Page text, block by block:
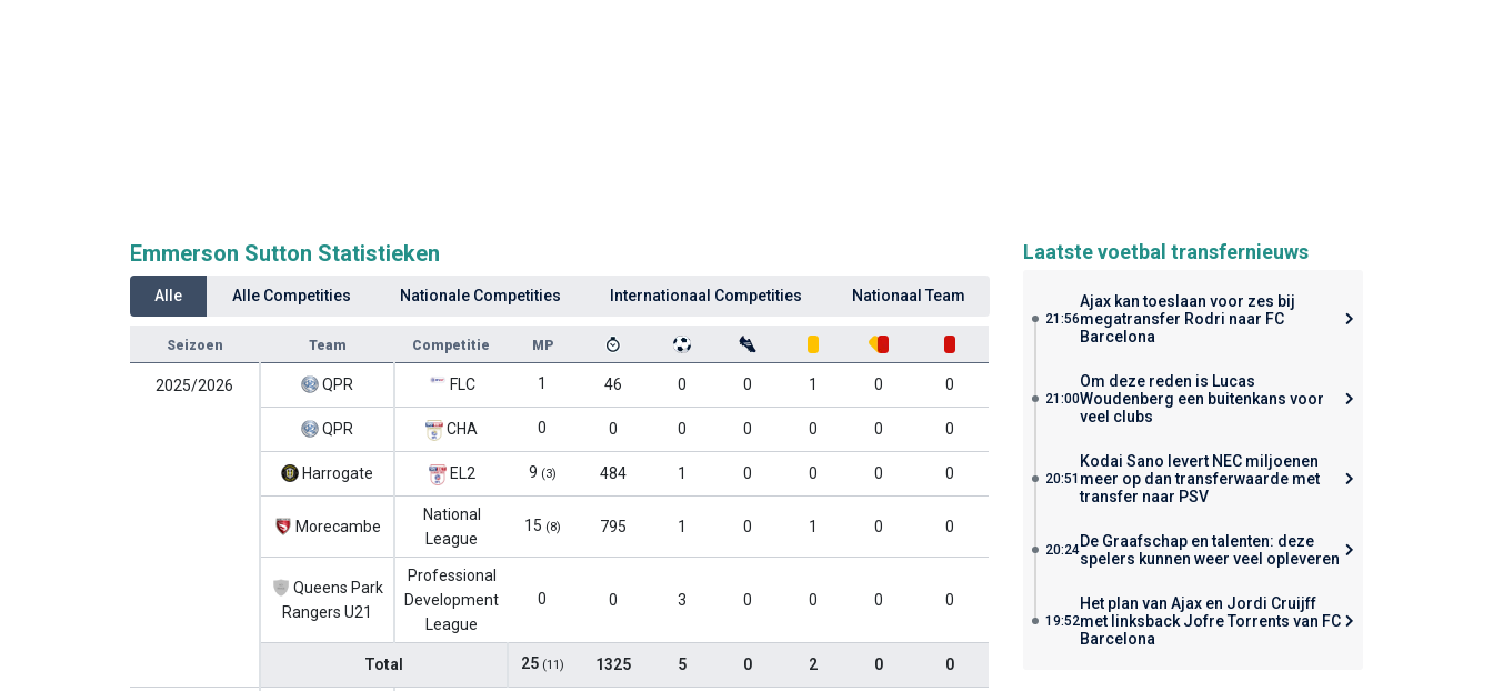
Emmerson Sutton Statistieken
Alle Alle Competities Nationale Competities Internationaal Competities Nationaal Team
Seizoen Team Competitie MP
2025/2026 QPR FLC 1 46 0 0 1 0 0
QPR CHA 0 0 0 0 0 0 0
Harrogate EL2 9 (3) 484 1 0 0 0 0
Morecambe
National
League
15 (8) 795 1 0 1 0 0
Queens Park
Rangers U21
Professional
Development
League
0 0 3 0 0 0 0
Total 25 (11) 1325 5 0 2 0 0
Laatste voetbal transfernieuws
21:56
Ajax kan toeslaan voor zes bij
megatransfer Rodri naar FC
Barcelona
21:00
Om deze reden is Lucas
Woudenberg een buitenkans voor
veel clubs
20:51
Kodai Sano levert NEC miljoenen
meer op dan transferwaarde met
transfer naar PSV
20:24De Graafschap en talenten: deze
spelers kunnen weer veel opleveren
19:52
Het plan van Ajax en Jordi Cruijff
met linksback Jofre Torrents van FC
Barcelona